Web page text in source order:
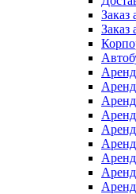
Заказ
Заказ